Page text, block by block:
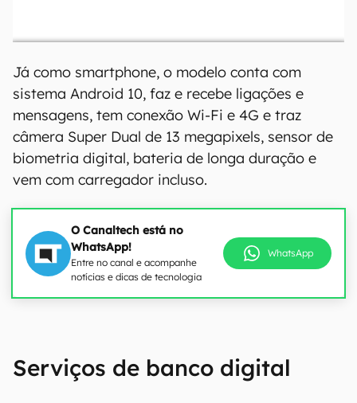
Já como smartphone, o modelo conta com
sistema Android 10, faz e recebe ligações e
mensagens, tem conexão Wi-Fi e 4G e traz
câmera Super Dual de 13 megapixels, sensor de
biometria digital, bateria de longa duração e
vem com carregador incluso.
O Canaltech está no
WhatsApp!
Entre no canal e acompanhe
notícias e dicas de tecnologia
WhatsApp